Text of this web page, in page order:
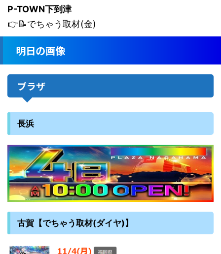
P-TOWN下到津
👉📝でちゃう取材(金)
明日の画像
プラザ
長浜
古賀【でちゃう取材(ダイヤ)】